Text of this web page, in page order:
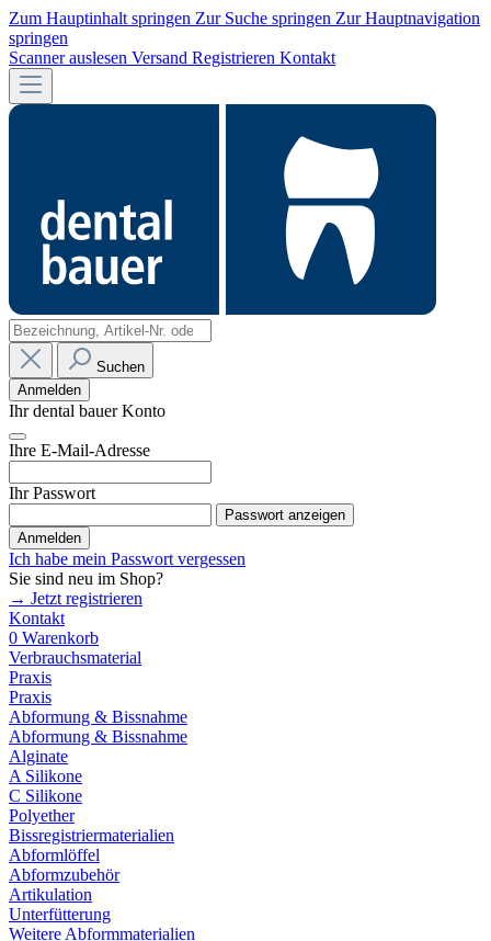
Zum Hauptinhalt springen Zur Suche springen Zur Hauptnavigation
springen
Scanner auslesen Versand Registrieren Kontakt
Suchen
Anmelden
Ihr dental bauer Konto
Ihre E-Mail-Adresse
Ihr Passwort
Passwort anzeigen
Anmelden
Ich habe mein Passwort vergessen
Sie sind neu im Shop?
→ Jetzt registrieren
Kontakt
0 Warenkorb
Verbrauchsmaterial
Praxis
Praxis
Abformung & Bissnahme
Abformung & Bissnahme
Alginate
A Silikone
C Silikone
Polyether
Bissregistriermaterialien
Abformlöffel
Abformzubehör
Artikulation
Unterfütterung
Weitere Abformmaterialien